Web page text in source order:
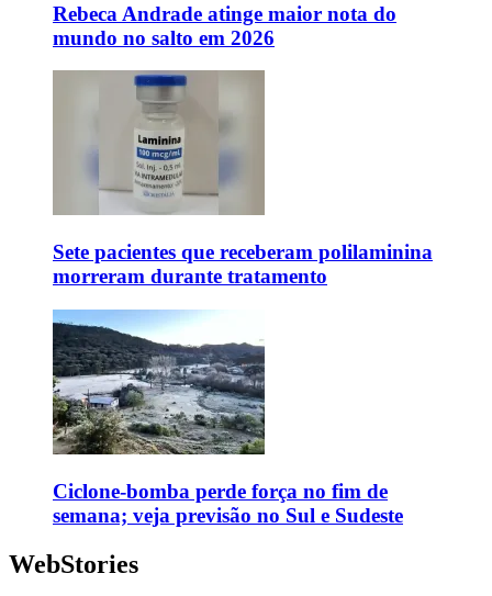
Rebeca Andrade atinge maior nota do
mundo no salto em 2026
Sete pacientes que receberam polilaminina
morreram durante tratamento
Ciclone-bomba perde força no fim de
semana; veja previsão no Sul e Sudeste
WebStories